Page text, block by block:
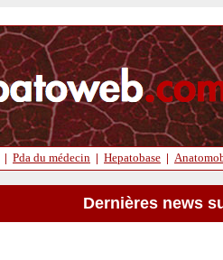
| Pda du médecin | Hepatobase |
Dernières news